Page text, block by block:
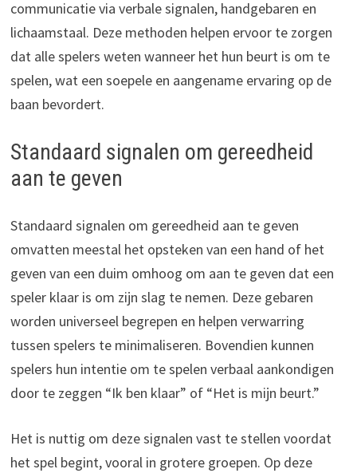
communicatie via verbale signalen, handgebaren en
lichaamstaal. Deze methoden helpen ervoor te zorgen
dat alle spelers weten wanneer het hun beurt is om te
spelen, wat een soepele en aangename ervaring op de
baan bevordert.
Standaard signalen om gereedheid
aan te geven
Standaard signalen om gereedheid aan te geven
omvatten meestal het opsteken van een hand of het
geven van een duim omhoog om aan te geven dat een
speler klaar is om zijn slag te nemen. Deze gebaren
worden universeel begrepen en helpen verwarring
tussen spelers te minimaliseren. Bovendien kunnen
spelers hun intentie om te spelen verbaal aankondigen
door te zeggen “Ik ben klaar” of “Het is mijn beurt.”
Het is nuttig om deze signalen vast te stellen voordat
het spel begint, vooral in grotere groepen. Op deze